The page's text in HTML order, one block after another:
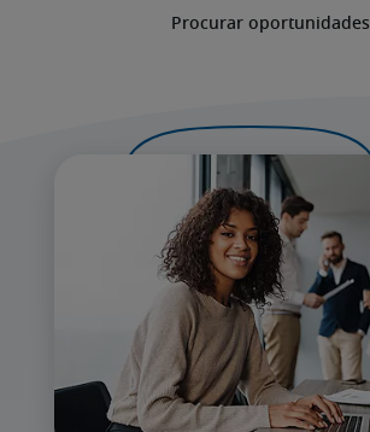
Procurar oportunidades